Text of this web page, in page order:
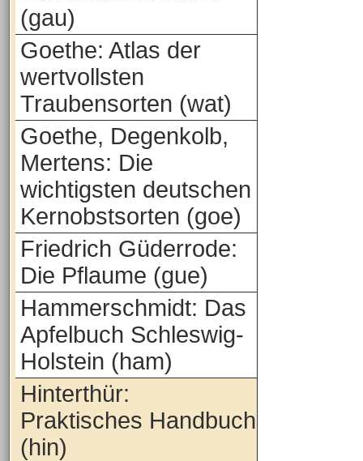
(gau)
Goethe: Atlas der
wertvollsten
Traubensorten (wat)
Goethe, Degenkolb,
Mertens: Die
wichtigsten deutschen
Kernobstsorten (goe)
Friedrich Güderrode:
Die Pflaume (gue)
Hammerschmidt: Das
Apfelbuch Schleswig-
Holstein (ham)
Hinterthür:
Praktisches Handbuch
(hin)